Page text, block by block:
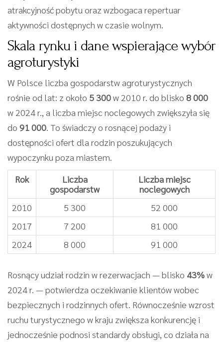
atrakcyjność pobytu oraz wzbogaca repertuar
aktywności dostępnych w czasie wolnym.
Skala rynku i dane wspierające wybór
agroturystyki
W Polsce liczba gospodarstw agroturystycznych
rośnie od lat: z około 5 300w 2010 r. do blisko 8 000
w 2024 r., a liczba miejsc noclegowych zwiększyła się
do 91 000. To świadczy o rosnącej podaży i
dostępności ofert dla rodzin poszukujących
wypoczynku poza miastem.
Rok
Liczba
gospodarstw
Liczba miejsc
noclegowych
2010
5 300
52 000
2017
7 200
81 000
2024
8 000 91 000
Rosnący udział rodzin w rezerwacjach — blisko 43%w
2024 r. — potwierdza oczekiwanie klientów wobec
bezpiecznych i rodzinnych ofert. Równocześnie wzrost
ruchu turystycznego w kraju zwiększa konkurencję i
jednocześnie podnosi standardy obsługi, co działa na